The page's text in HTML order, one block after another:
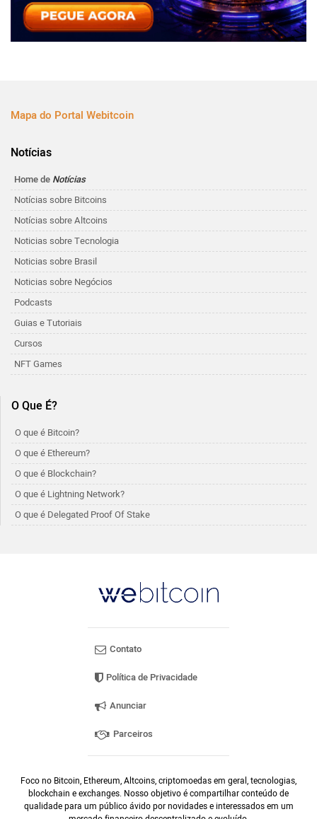
Mapa do Portal Webitcoin
Notícias
Home de Notícias
Notícias sobre Bitcoins
Notícias sobre Altcoins
Noticias sobre Tecnologia
Noticias sobre Brasil
Noticias sobre Negócios
Podcasts
Guias e Tutoriais
Cursos
NFT Games
O Que É?
O que é Bitcoin?
O que é Ethereum?
O que é Blockchain?
O que é Lightning Network?
O que é Delegated Proof Of Stake
Contato
Política de Privacidade
Anunciar
Parceiros
Foco no Bitcoin, Ethereum, Altcoins, criptomoedas em geral, tecnologias,
blockchain e exchanges. Nosso objetivo é compartilhar conteúdo de
qualidade para um público ávido por novidades e interessados em um